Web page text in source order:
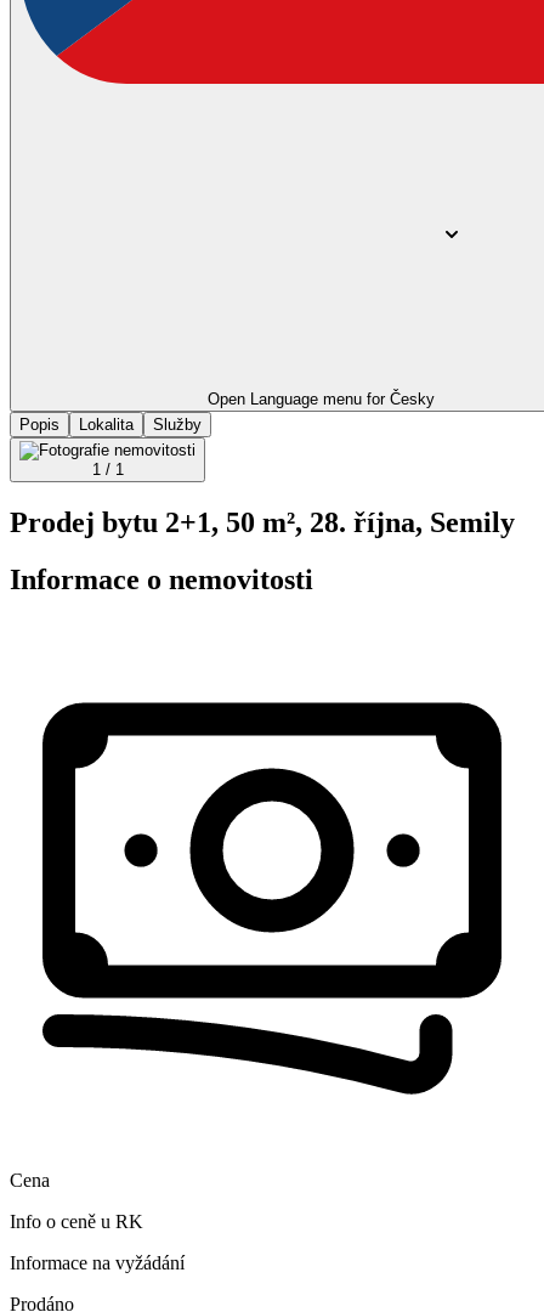
Open Language menu for Česky
Popis
Lokalita Služby
1 / 1
Prodej bytu 2+1, 50 m², 28. října, Semily
Informace o nemovitosti
Cena
Info o ceně u RK
Informace na vyžádání
Prodáno